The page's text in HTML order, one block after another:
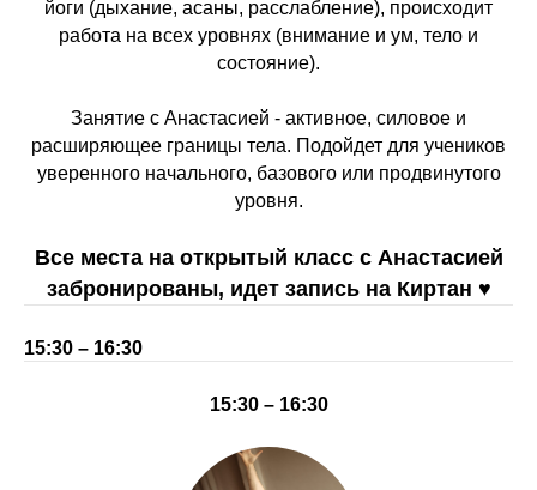
йоги (дыхание, асаны, расслабление), происходит
работа на всех уровнях (внимание и ум, тело и
состояние).
Занятие с Анастасией - активное, силовое и
расширяющее границы тела. Подойдет для учеников
уверенного начального, базового или продвинутого
уровня.
Все места на открытый класс с Анастасией
забронированы, идет запись на Киртан ♥︎
15:30 – 16:30
15:30 – 16:30